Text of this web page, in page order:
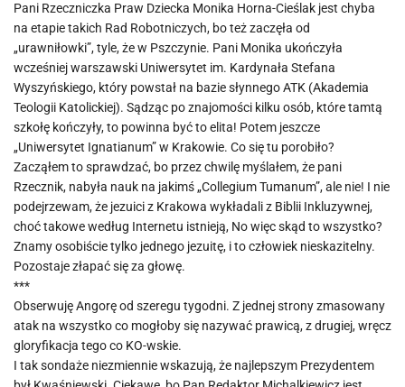
Pani Rzeczniczka Praw Dziecka Monika Horna-Cieślak jest chyba
na etapie takich Rad Robotniczych, bo też zaczęła od
„urawniłowki”, tyle, że w Pszczynie. Pani Monika ukończyła
wcześniej warszawski Uniwersytet im. Kardynała Stefana
Wyszyńskiego, który powstał na bazie słynnego ATK (Akademia
Teologii Katolickiej). Sądząc po znajomości kilku osób, które tamtą
szkołę kończyły, to powinna być to elita! Potem jeszcze
„Uniwersytet Ignatianum” w Krakowie. Co się tu porobiło?
Zacząłem to sprawdzać, bo przez chwilę myślałem, że pani
Rzecznik, nabyła nauk na jakimś „Collegium Tumanum”, ale nie! I nie
podejrzewam, że jezuici z Krakowa wykładali z Biblii Inkluzywnej,
choć takowe według Internetu istnieją, No więc skąd to wszystko?
Znamy osobiście tylko jednego jezuitę, i to człowiek nieskazitelny.
Pozostaje złapać się za głowę.
***
Obserwuję Angorę od szeregu tygodni. Z jednej strony zmasowany
atak na wszystko co mogłoby się nazywać prawicą, z drugiej, wręcz
gloryfikacja tego co KO-wskie.
I tak sondaże niezmiennie wskazują, że najlepszym Prezydentem